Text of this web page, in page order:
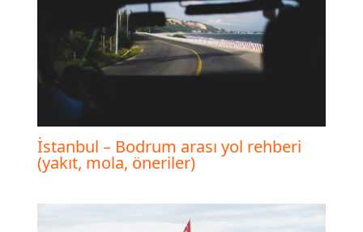
İstanbul – Bodrum arası yol rehberi
(yakıt, mola, öneriler)